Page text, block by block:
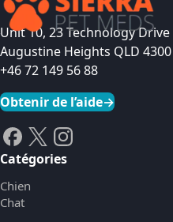
Unit 10, 23 Technology Drive
Augustine Heights QLD 4300
+46 72 149 56 88
Obtenir de l’aide→
Catégories
Chien
Chat